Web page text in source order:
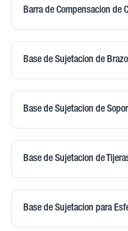
Barra de Compensacion de
Base de Sujetacion de
Base de Sujetacion de
Base de Sujetacion de
Base de Sujetacion para